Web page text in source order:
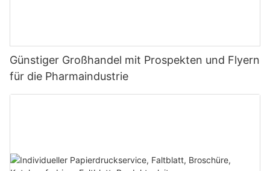
Günstiger Großhandel mit Prospekten und Flyern
für die Pharmaindustrie